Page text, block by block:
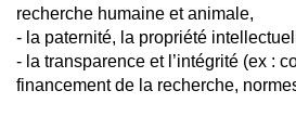
recherche humaine et animale,
- la paternité, la propriété
- la transparence et l’intégrité (ex :
financement de la recherche,